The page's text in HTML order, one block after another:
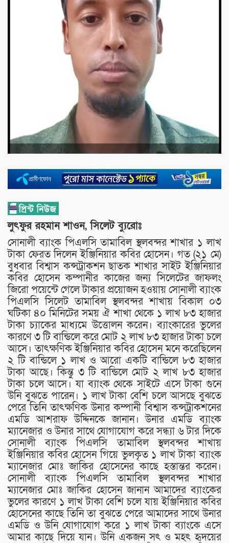
লুৎফুর রহমান শাওন, সিলেট ব্যুরোঃ
সোনালী ব্যাংক পিএলসি তামাবিল স্থলবন্দর শাখার ১ লাখ
টাকা ফেরত দিলেন ইঞ্জিনিয়ার কবির হোসেন। গত (২১ মে)
বুধবার বিশ্বাস কন্সট্রাকশন ছাতক শাখার সাইট ইঞ্জিনিয়ার
কবির হোসেন কম্পানীর কাজের জন্য সিলেটের জাফলং
জিরো পয়েন্টে গেলে টাকার প্রয়োজন হওয়ায় সোনালী ব্যাংক
পিএলসি সিলেট তামাবিল স্থলবন্দর শাখায় বিকাল ০৩
ঘটিকা ৪০ মিনিটের সময় ঐ শাখা থেকে ১ লাখ ৮৩ হাজার
টাকা চ্যাকের মাধ্যমে উত্তোলন করেন। ব্যাংকারের ভুলের
কারণে ৩ টি বান্ডিলে করে মোট ২ লাখ ৮৩ হাজার টাকা চলে
আসে। তাৎক্ষণিক ইঞ্জিনিয়ার কবির হোসেন মনে করেছিলেন
২ টি বান্ডিলে ১ লাখ ও আরো একটি বান্ডিলে ৮৩ হাজার
টাকা আছে। কিন্তু ৩ টি বান্ডিলে মোট ২ লাখ ৮৩ হাজার
টাকা চলে আসে। যা ব্যাংক থেকে সাইটে এসে টাকা গুনে
উনি বুঝতে পারেন। ১ লাখ টাকা বেশি চলে আসছে বুঝতে
পেরে তিনি তাৎক্ষণিক উনার কম্পানী বিশ্বাস কন্সট্রাকশনের
এমডি আশরাফ উদ্দিনকে জানান। উনার এমডি ব্যাংক
ম্যানেজার ও উনার সাথে যোগাযোগ করে সন্ধ্যা ৬ টার দিকে
সোনালী ব্যাংক পিএলসি তামাবিল স্থলবন্দর শাখায়
ইঞ্জিনিয়ার কবির হোসেন গিয়ে ভুলকৃত ১ লাখ টাকা ব্যাংক
ম্যানেজার মোঃ জাকির হোসেনের কাছে হস্তান্তর করেন।
সোনালী ব্যাংক পিএলসি তামাবিল স্থলবন্দর শাখার
ম্যানেজার মোঃ জাকির হোসেন জানান আমাদের ব্যাংকের
ভুলের কারণে ১ লাখ টাকা বেশি চলে যায় ইঞ্জিনিয়ার কবির
হোসেনের কাছে তিনি তা বুঝতে পেরে আমাদের সাথে উনার
এমডি ও উনি যোগাযোগ করে ১ লাখ টাকা ব্যাংকে এসে
আমার কাছে দিয়ে যান। উনি একজন সৎ ও মহৎ হৃদয়ের